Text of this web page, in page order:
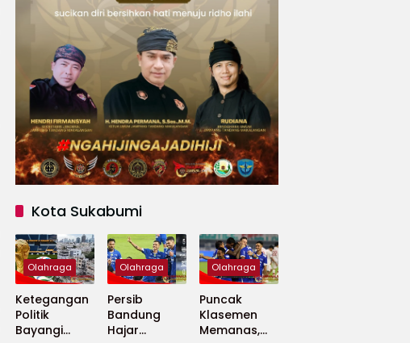
Kota Sukabumi
Olahraga
Ketegangan
Politik
Bayangi
Olahraga
Persib
Bandung
Hajar
Olahraga
Puncak
Klasemen
Memanas,